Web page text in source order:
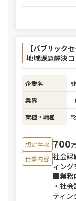
【パブリック
地域課題解決
企業名
業界
業種・職種
想定年収 700
仕事内容 社会課
ィング
■業務
・社
ティン